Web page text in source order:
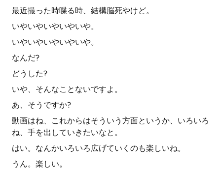
最近撮った時喋る時、結構脳死やけど。
いやいやいやいやいや。
いやいやいやいやいや。
なんだ?
どうした?
いや、そんなことないですよ。
あ、そうですか?
動画はね、これからはそういう方面というか、いろいろ
ね、手を出していきたいなと。
はい。なんかいろいろ広げていくのも楽しいね。
うん。楽しい。